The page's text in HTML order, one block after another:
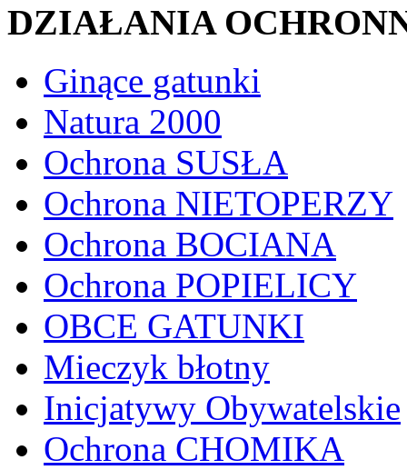
DZIAŁANIA
Ginące gatunki
Natura 2000
Ochrona SUSŁA
Ochrona NIETOPERZY
Ochrona BOCIANA
Ochrona POPIELICY
OBCE GATUNKI
Mieczyk błotny
Inicjatywy Obywatelskie
Ochrona CHOMIKA